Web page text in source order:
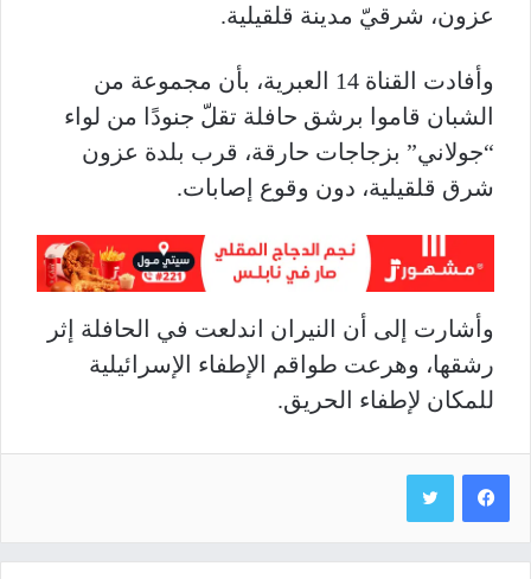
عزون، شرقيّ مدينة قلقيلية.
وأفادت القناة 14 العبرية، بأن مجموعة من
الشبان قاموا برشق حافلة تقلّ جنودًا من لواء
“جولاني” بزجاجات حارقة، قرب بلدة عزون
شرق قلقيلية، دون وقوع إصابات.
وأشارت إلى أن النيران اندلعت في الحافلة إثر
رشقها، وهرعت طواقم الإطفاء الإسرائيلية
للمكان لإطفاء الحريق.